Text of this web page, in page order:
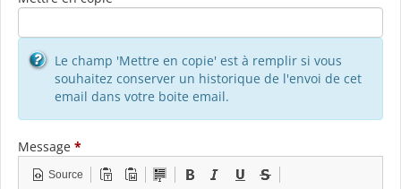
Le champ 'Mettre en copie' est à remplir si vous
souhaitez conserver un historique de l'envoi de cet
email dans votre boite email.
Message *
Source